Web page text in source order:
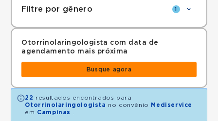
Filtre por gênero 1
Otorrinolaringologista com data de
agendamento mais próxima
Busque agora
22 resultados encontrados para
Otorrinolaringologista no convênio
Mediservice
em Campinas